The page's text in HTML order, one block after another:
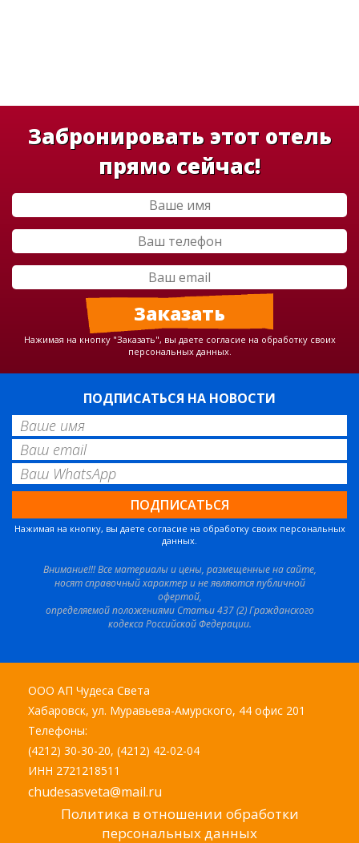
Забронировать этот отель
прямо сейчас!
Нажимая на кнопку "Заказать", вы даете согласие на обработку своих
персональных данных.
ПОДПИСАТЬСЯ НА НОВОСТИ
Нажимая на кнопку, вы даете согласие на обработку своих персональных
данных.
Внимание!!! Все материалы и цены, размещенные на сайте,
носят справочный характер и не являются публичной
офертой,
определяемой положениями Статьи 437 (2) Гражданского
кодекса Российской Федерации.
ООО АП Чудеса Света
Хабаровск, ул. Муравьева-Амурского, 44 офис 201
Телефоны:
(4212) 30-30-20, (4212) 42-02-04
ИНН 2721218511
chudesasveta@mail.ru
Политика в отношении обработки
персональных данных